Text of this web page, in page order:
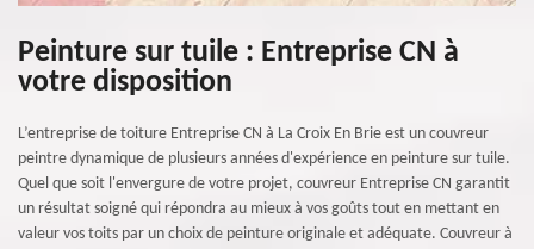
Peinture sur tuile : Entreprise CN à
votre disposition
L’entreprise de toiture Entreprise CN à La Croix En Brie est un couvreur
peintre dynamique de plusieurs années d'expérience en peinture sur tuile.
Quel que soit l'envergure de votre projet, couvreur Entreprise CN garantit
un résultat soigné qui répondra au mieux à vos goûts tout en mettant en
valeur vos toits par un choix de peinture originale et adéquate. Couvreur à